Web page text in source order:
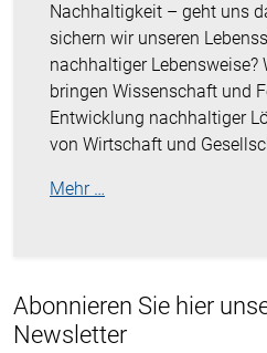
Nachhaltigkeit – geht uns
sichern wir unseren
nachhaltiger Lebensweise?
bringen Wissenschaft und
Entwicklung nachhaltiger
von Wirtschaft und
Mehr …
Abonnieren Sie hier
Newsletter